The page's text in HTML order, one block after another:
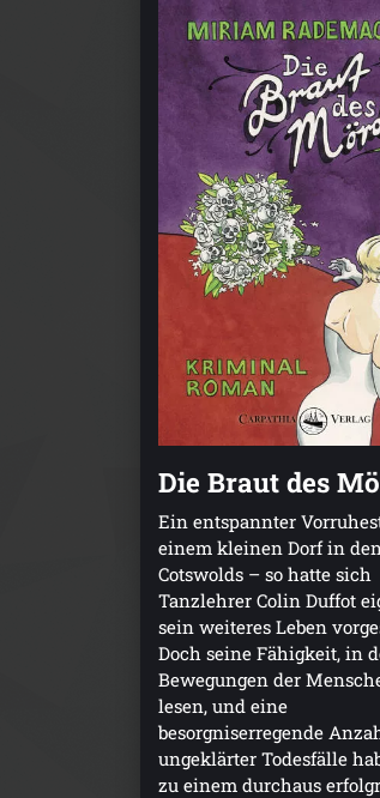
Die Braut des
Ein entspannter
einem kleinen Dorf in den
Cotswolds – so hatte sich
Tanzlehrer Colin Duffot
sein weiteres Leben
Doch seine Fähigkeit, in
Bewegungen der
lesen, und eine
besorgniserregende
ungeklärter Todesfälle
zu einem durchaus